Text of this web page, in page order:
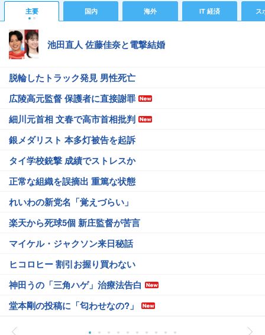
主要 国内 海外 IT 経済 ス
池田直人 佐藤佳奈と電撃結婚
脱輪したトラック発見 男性死亡
広陵高元監督 保護者に直接謝罪
細川元首相 文春で高市首相批判
銀メダリスト 本多灯被告を起訴
タイ学校銃撃 成績でストレスか
正常な組織を誤摘出 重篤な状態
れいわの新党名「覚えづらい」
楽天から死球5個 新庄監督が苦言
マイケル・ジャクソン来日秘話
ヒコロヒー 割引お握り買わない
神田うの「三角ハゲ」治療法告白
堂本剛の投稿に「匂わせなの?」